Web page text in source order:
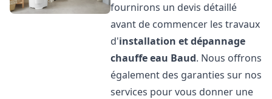
fournirons un devis détaillé
avant de commencer les travaux
d'installation et dépannage
chauffe eau Baud. Nous offrons
également des garanties sur nos
services pour vous donner une